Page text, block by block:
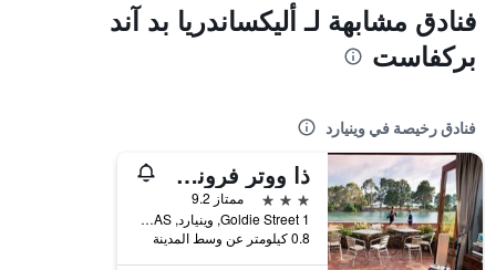
فنادق مشابهة لـ أليكساندريا بد آند
بركفاست
فنادق رخيصة في وينيارد
ذا ووتر فرونت وينيارد
3 نجوم
ممتاز 9.2
1 Goldie Street, وينيارد, TAS, أستراليا
0.8 كيلومتر عن وسط المدينة